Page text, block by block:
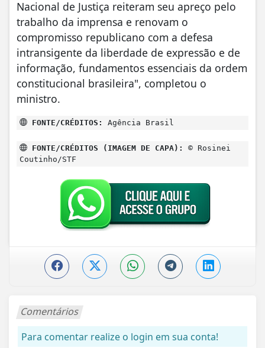
Nacional de Justiça reiteram seu apreço pelo
trabalho da imprensa e renovam o
compromisso republicano com a defesa
intransigente da liberdade de expressão e de
informação, fundamentos essenciais da ordem
constitucional brasileira", completou o
ministro.
FONTE/CRÉDITOS: Agência Brasil
FONTE/CRÉDITOS (IMAGEM DE CAPA):
© Rosinei
Coutinho/STF
Comentários
Para comentar realize o login em sua conta!